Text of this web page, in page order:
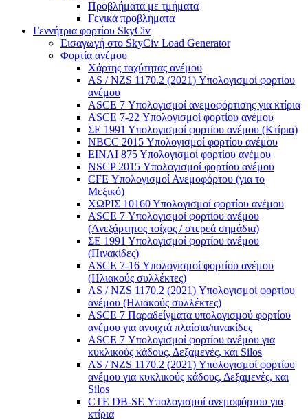
Προβλήματα με τμήματα
Γενικά προβλήματα
Γεννήτρια φορτίου SkyCiv
Εισαγωγή στο SkyCiv Load Generator
Φορτία ανέμου
Χάρτης ταχύτητας ανέμου
AS / NZS 1170.2 (2021) Υπολογισμοί φορτίου
ανέμου
ASCE 7 Υπολογισμοί ανεμοφόρτισης για κτίρια
ASCE 7-22 Υπολογισμοί φορτίου ανέμου
ΣΕ 1991 Υπολογισμοί φορτίου ανέμου (Κτίρια)
NBCC 2015 Υπολογισμοί φορτίου ανέμου
ΕΙΝΑΙ 875 Υπολογισμοί φορτίου ανέμου
NSCP 2015 Υπολογισμοί φορτίου ανέμου
CFE Υπολογισμοί Ανεμοφόρτου (για το
Μεξικό)
ΧΩΡΙΣ 10160 Υπολογισμοί φορτίου ανέμου
ASCE 7 Υπολογισμοί φορτίου ανέμου
(Ανεξάρτητος τοίχος / στερεά σημάδια)
ΣΕ 1991 Υπολογισμοί φορτίου ανέμου
(Πινακίδες)
ASCE 7-16 Υπολογισμοί φορτίου ανέμου
(Ηλιακούς συλλέκτες)
AS / NZS 1170.2 (2021) Υπολογισμοί φορτίου
ανέμου (Ηλιακούς συλλέκτες)
ASCE 7 Παραδείγματα υπολογισμού φορτίου
ανέμου για ανοιχτά πλαίσια/πινακίδες
ASCE 7 Υπολογισμοί φορτίου ανέμου για
κυκλικούς κάδους, Δεξαμενές, και Silos
AS / NZS 1170.2 (2021) Υπολογισμοί φορτίου
ανέμου για κυκλικούς κάδους, Δεξαμενές, και
Silos
CTE DB-SE Υπολογισμοί ανεμοφόρτου για
κτίρια